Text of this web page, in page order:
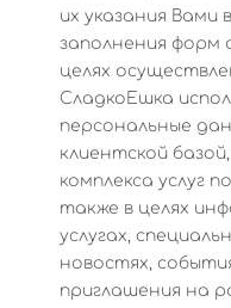
их указания Вами
заполнения форм
целях
СладкоЕшка
персональные
клиентской
комплекса услуг
также в целях
услугах,
новостях,
приглашения на